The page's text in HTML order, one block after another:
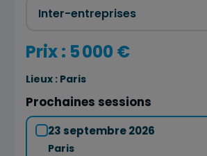
Prix : 5 000 €
Lieux : Paris
Prochaines sessions
23 septembre 2026
Paris